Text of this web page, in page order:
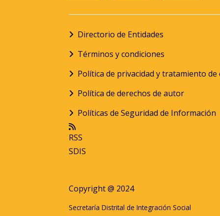
Directorio de Entidades
Términos y condiciones
Política de privacidad y tratamiento
Política de derechos de autor
Políticas de Seguridad de Información
RSS
SDIS
Copyright @ 2024
Secretaría Distrital de Integración Social